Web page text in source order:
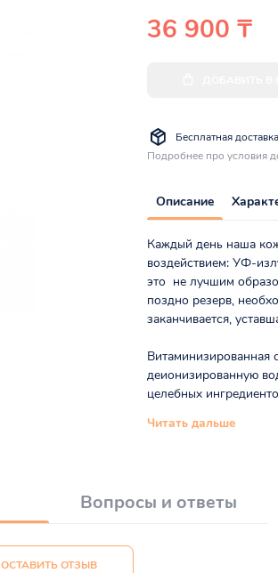
36 900 ₸
Бесплатная
Подробнее про условия
Описание
Каждый день наша
воздействием: УФ-
это не лучшим
поздно резерв,
заканчивается,
Витаминизированная
деионизированную
целебных
Читать дальше
Вопросы и ответы
ОСТАВИТЬ ОТЗЫВ